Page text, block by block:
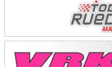
Moto Club Reginense (Tierra)
Gral. E. Godoy (Río Negro)
Juventud Unida (Tierra)
Humboldt (Santa Fe)